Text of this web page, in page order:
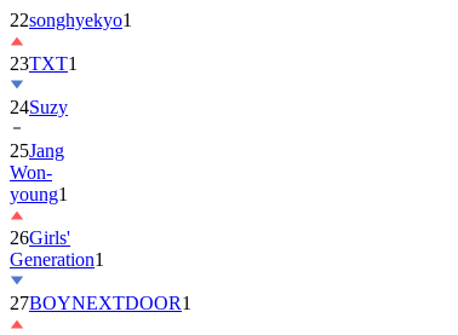
23TXT1
24Suzy
25Jang
Won-
young1
26Girls'
Generation
27BOYNEXTDOOR
28IDID1